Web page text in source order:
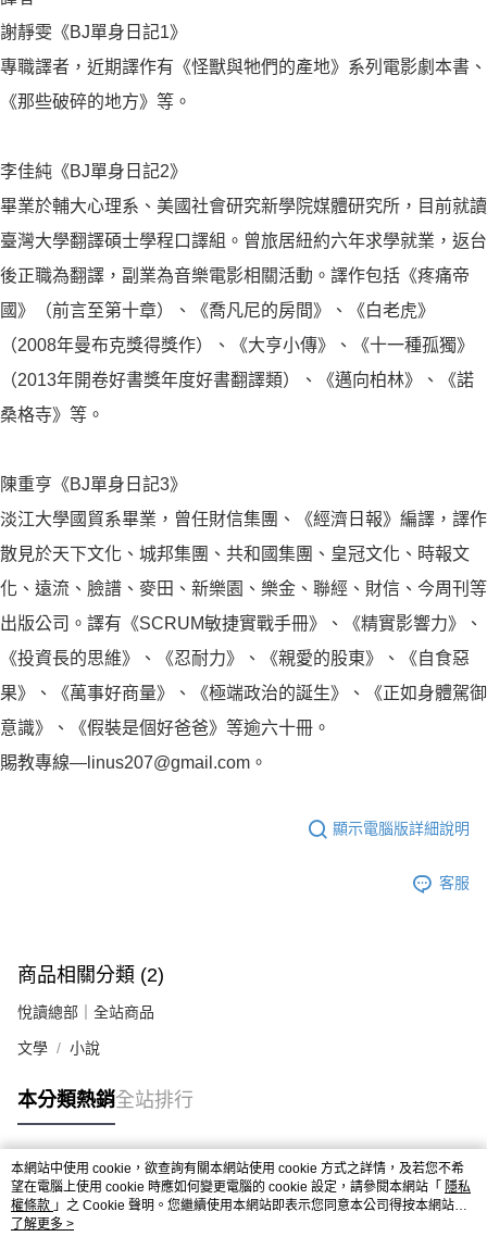
謝靜雯《BJ單身日記1》
專職譯者，近期譯作有《怪獸與牠們的產地》系列電影劇本書、
《那些破碎的地方》等。
李佳純《BJ單身日記2》
畢業於輔大心理系、美國社會研究新學院媒體研究所，目前就讀
臺灣大學翻譯碩士學程口譯組。曾旅居紐約六年求學就業，返台
後正職為翻譯，副業為音樂電影相關活動。譯作包括《疼痛帝
國》（前言至第十章）、《喬凡尼的房間》、《白老虎》
（2008年曼布克獎得獎作）、《大亨小傳》、《十一種孤獨》
（2013年開卷好書獎年度好書翻譯類）、《邁向柏林》、《諾
桑格寺》等。
陳重亨《BJ單身日記3》
淡江大學國貿系畢業，曾任財信集團、《經濟日報》編譯，譯作
散見於天下文化、城邦集團、共和國集團、皇冠文化、時報文
化、遠流、臉譜、麥田、新樂園、樂金、聯經、財信、今周刊等
出版公司。譯有《SCRUM敏捷實戰手冊》、《精實影響力》、
《投資長的思維》、《忍耐力》、《親愛的股東》、《自食惡
果》、《萬事好商量》、《極端政治的誕生》、《正如身體駕御
意識》、《假裝是個好爸爸》等逾六十冊。
賜教專線—linus207@gmail.com。
顯示電腦版詳細說明
客服
商品相關分類 (2)
悅讀總部｜全站商品
文學 小說
本分類熱銷全站排行
熱門標籤
本網站中使用 cookie，欲查詢有關本網站使用 cookie 方式之詳情，及若您不希
望在電腦上使用 cookie 時應如何變更電腦的 cookie 設定，請參閱本網站「 隱私
權條款 」之 Cookie 聲明。您繼續使用本網站即表示您同意本公司得按本網站使
用條款之 Cookie 聲明使用 cookie。
了解更多 >